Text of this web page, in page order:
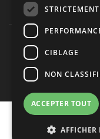
Tous droits réservés
Ce site est produit
Politique de
CIBLAGE
NON
ACCEPTER TOUT
AFFICHER